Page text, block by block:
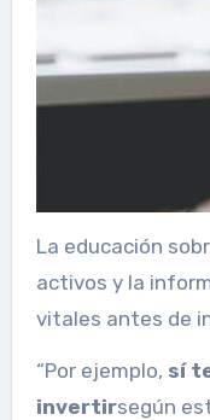
La educación
activos y la
vitales antes de
“Por ejemplo, sí
invertirsegún